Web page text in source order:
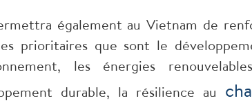
également au Vietnam de
prioritaires que sont le
les énergies
durable, la résilience au